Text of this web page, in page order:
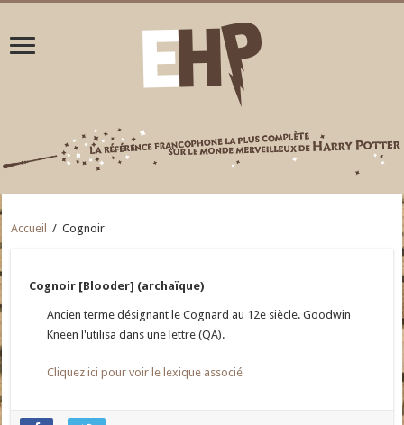
Accueil / Cognoir
Cognoir [Blooder] (archaïque)
Ancien terme désignant le Cognard au 12e siècle. Goodwin
Kneen l'utilisa dans une lettre (QA).
Cliquez ici pour voir le lexique associé